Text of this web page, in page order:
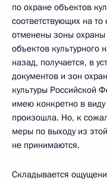
по охране объектов
соответствующих на
отменены зоны
объектов культурного
назад, получается, в
документов и зон
культуры Российской
имею конкретно в
произошла. Но, к
меры по выходу из
не принимаются.
Складывается